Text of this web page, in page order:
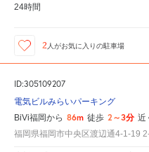
24時間
2 人がお気に入りの駐車場
ID:305109207
電気ビルみらいパーキング
BiVi福岡から 86m 徒歩 2～3分 近
福岡県福岡市中央区渡辺通4-1-19